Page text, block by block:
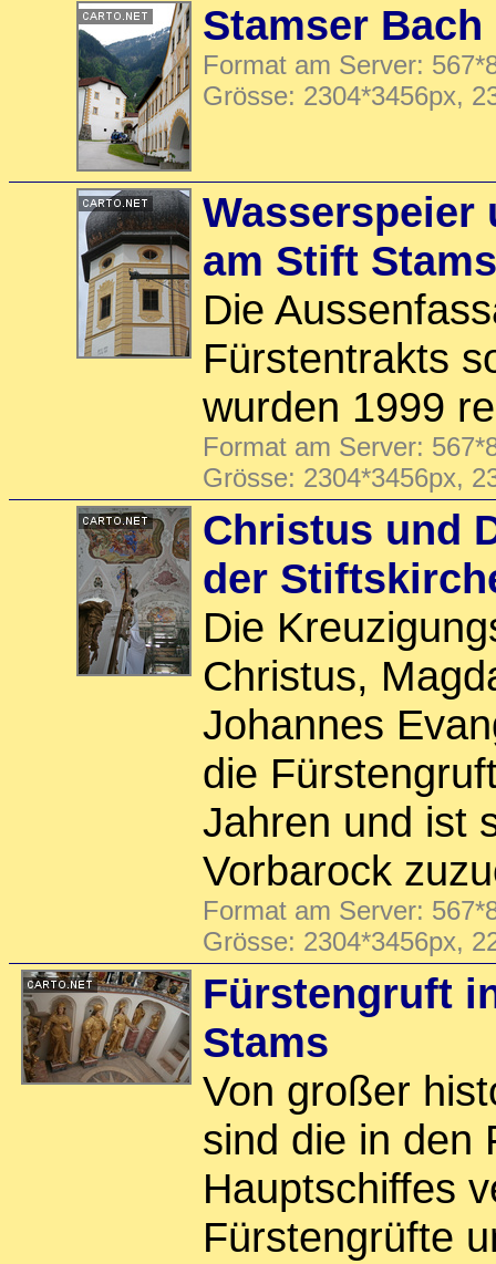
Stamser Bach
Format am Server:
Grösse: 2304*3456px,
Wasserspeier
am Stift Stams
Die
Fürstentrakts
wurden 1999
Format am Server:
Grösse: 2304*3456px,
Christus und
der
Die
Christus,
Johannes
die
Jahren und ist
Vorbarock
Format am Server:
Grösse: 2304*3456px,
Fürstengruft
Stams
Von großer
sind die in den
Hauptschiffes
Fürstengrüfte